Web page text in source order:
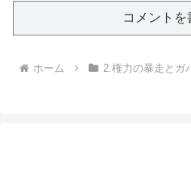
コメントを
ホーム 2.権力の暴走とガ